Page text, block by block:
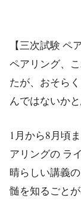
【三次試験 ペ
ペアリング、
たが、おそら
んではないかと
1月から8月頃
アリングの ラ
晴らしい講義
髄を知るごとが